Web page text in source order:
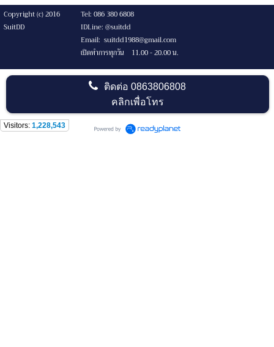
Copyright (c) 2016
Tel: 086 380 6808
SuitDD
IDLine: @suitdd
Email: suitdd1988@gmail.com
เปิดทำการทุกวัน 11.00 - 20.00 น.
ติดต่อ0863806808
คลิกเพื่อโทร
Visitors: 1,228,543